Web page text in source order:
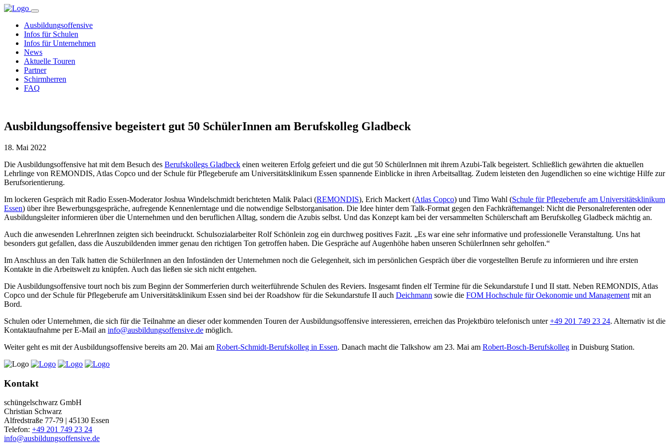
Ausbildungsoffensive
Infos für Schulen
Infos für Unternehmen
News
Aktuelle Touren
Partner
Schirmherren
FAQ
Ausbildungsoffensive begeistert gut 50 SchülerInnen am Berufskolleg Gladbeck
18. Mai 2022
Die Ausbildungsoffensive hat mit dem Besuch des Berufskollegs Gladbeck einen weiteren Erfolg gefeiert und die gut 50 SchülerInnen mit ihrem Azubi-Talk begeistert. Schließlich gewährten die aktuellen
Lehrlinge von REMONDIS, Atlas Copco und der Schule für Pflegeberufe am Universitätsklinikum Essen spannende Einblicke in ihren Arbeitsalltag. Zudem leisteten den Jugendlichen so eine wichtige Hilfe zur
Berufsorientierung.
Im lockeren Gespräch mit Radio Essen-Moderator Joshua Windelschmidt berichteten Malik Palaci (REMONDIS), Erich Mackert (Atlas Copco) und Timo Wahl (Schule für Pflegeberufe am Universitätsklinikum
Essen) über ihre Bewerbungsgespräche, aufregende Kennenlerntage und die notwendige Selbstorganisation. Die Idee hinter dem Talk-Format gegen den Fachkräftemangel: Nicht die Personalreferenten oder
Ausbildungsleiter informieren über die Unternehmen und den beruflichen Alltag, sondern die Azubis selbst. Und das Konzept kam bei der versammelten Schülerschaft am Berufskolleg Gladbeck mächtig an.
Auch die anwesenden LehrerInnen zeigten sich beeindruckt. Schulsozialarbeiter Rolf Schönlein zog ein durchweg positives Fazit. „Es war eine sehr informative und professionelle Veranstaltung. Uns hat
besonders gut gefallen, dass die Auszubildenden immer genau den richtigen Ton getroffen haben. Die Gespräche auf Augenhöhe haben unseren SchülerInnen sehr geholfen.“
Im Anschluss an den Talk hatten die SchülerInnen an den Infoständen der Unternehmen noch die Gelegenheit, sich im persönlichen Gespräch über die vorgestellten Berufe zu informieren und ihre ersten
Kontakte in die Arbeitswelt zu knüpfen. Auch das ließen sie sich nicht entgehen.
Die Ausbildungsoffensive tourt noch bis zum Beginn der Sommerferien durch weiterführende Schulen des Reviers. Insgesamt finden elf Termine für die Sekundarstufe I und II statt. Neben REMONDIS, Atlas
Copco und der Schule für Pflegeberufe am Universitätsklinikum Essen sind bei der Roadshow für die Sekundarstufe II auch Deichmann sowie die FOM Hochschule für Oekonomie und Management mit an
Bord.
Schulen oder Unternehmen, die sich für die Teilnahme an dieser oder kommenden Touren der Ausbildungsoffensive interessieren, erreichen das Projektbüro telefonisch unter+49 201 749 23 24. Alternativ ist die
Kontaktaufnahme per E-Mail an info@ausbildungsoffensive.de möglich.
Weiter geht es mit der Ausbildungsoffensive bereits am 20. Mai am Robert-Schmidt-Berufskolleg in Essen. Danach macht die Talkshow am 23. Mai am Robert-Bosch-Berufskolleg in Duisburg Station.
Kontakt
schüngelschwarz GmbH
Christian Schwarz
Alfredstraße 77-79 | 45130 Essen
Telefon: +49 201 749 23 24
info@ausbildungsoffensive.de